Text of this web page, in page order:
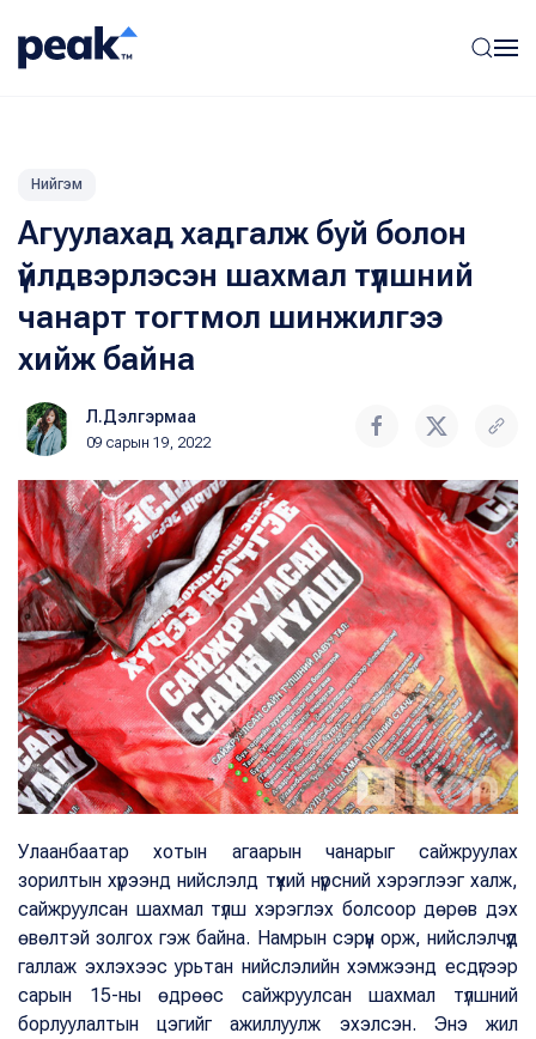
Нийгэм
Агуулахад хадгалж буй болон
үйлдвэрлэсэн шахмал түлшний
чанарт тогтмол шинжилгээ
хийж байна
Л.Дэлгэрмаа
09 сарын 19, 2022
Улаанбаатар хотын агаарын чанарыг сайжруулах
зорилтын хүрээнд нийслэлд түүхий нүүрсний хэрэглээг халж,
сайжруулсан шахмал түлш хэрэглэх болсоор дөрөв дэх
өвөлтэй золгох гэж байна. Намрын сэрүүн орж, нийслэлчүүд
галлаж эхлэхээс урьтан нийслэлийн хэмжээнд есдүгээр
сарын 15-ны өдрөөс сайжруулсан шахмал түлшний
борлуулалтын цэгийг ажиллуулж эхэлсэн. Энэ жил